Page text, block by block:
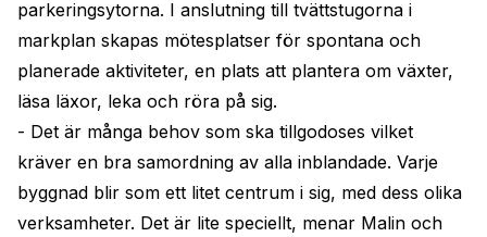
parkeringsytorna. I anslutning till tvättstugorna i
markplan skapas mötesplatser för spontana och
planerade aktiviteter, en plats att plantera om växter,
läsa läxor, leka och röra på sig.
- Det är många behov som ska tillgodoses vilket
kräver en bra samordning av alla inblandade. Varje
byggnad blir som ett litet centrum i sig, med dess olika
verksamheter. Det är lite speciellt, menar Malin och